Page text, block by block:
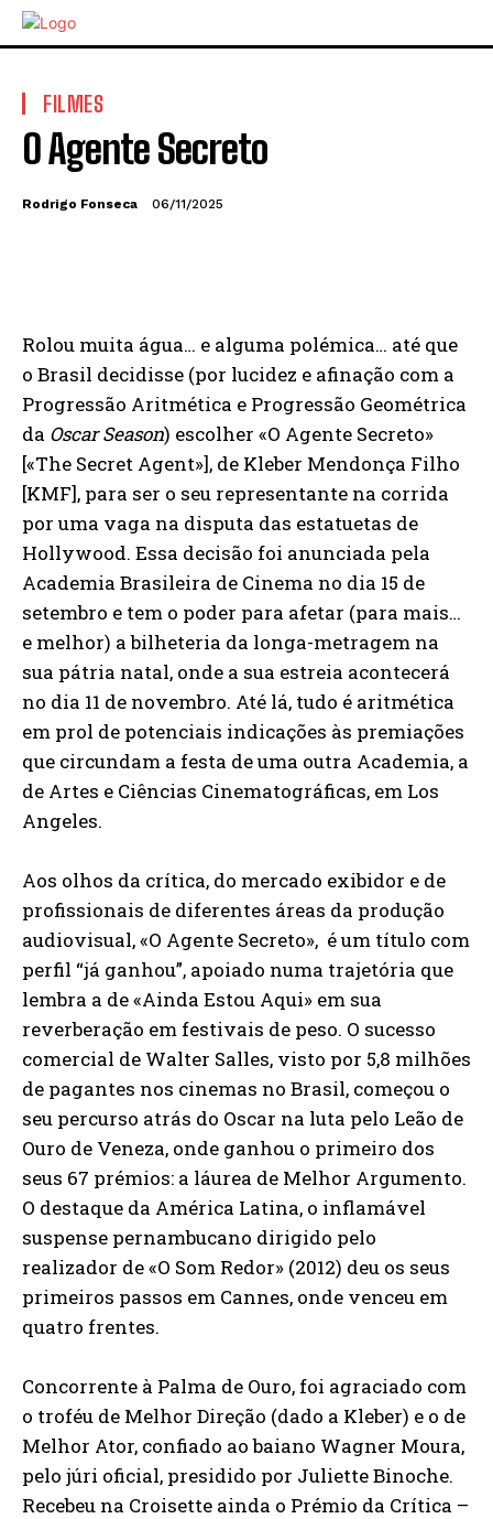
FILMES
O Agente Secreto
Rodrigo Fonseca 06/11/2025
Rolou muita água… e alguma polémica… até que
o Brasil decidisse (por lucidez e afinação com a
Progressão Aritmética e Progressão Geométrica
da Oscar Season) escolher «O Agente Secreto»
[«The Secret Agent»], de Kleber Mendonça Filho
[KMF], para ser o seu representante na corrida
por uma vaga na disputa das estatuetas de
Hollywood. Essa decisão foi anunciada pela
Academia Brasileira de Cinema no dia 15 de
setembro e tem o poder para afetar (para mais…
e melhor) a bilheteria da longa-metragem na
sua pátria natal, onde a sua estreia acontecerá
no dia 11 de novembro. Até lá, tudo é aritmética
em prol de potenciais indicações às premiações
que circundam a festa de uma outra Academia, a
de Artes e Ciências Cinematográficas, em Los
Angeles.
Aos olhos da crítica, do mercado exibidor e de
profissionais de diferentes áreas da produção
audiovisual, «O Agente Secreto», é um título com
perfil “já ganhou”, apoiado numa trajetória que
lembra a de «Ainda Estou Aqui» em sua
reverberação em festivais de peso. O sucesso
comercial de Walter Salles, visto por 5,8 milhões
de pagantes nos cinemas no Brasil, começou o
seu percurso atrás do Oscar na luta pelo Leão de
Ouro de Veneza, onde ganhou o primeiro dos
seus 67 prémios: a láurea de Melhor Argumento.
O destaque da América Latina, o inflamável
suspense pernambucano dirigido pelo
realizador de «O Som Redor» (2012) deu os seus
primeiros passos em Cannes, onde venceu em
quatro frentes.
Concorrente à Palma de Ouro, foi agraciado com
o troféu de Melhor Direção (dado a Kleber) e o de
Melhor Ator, confiado ao baiano Wagner Moura,
pelo júri oficial, presidido por Juliette Binoche.
Recebeu na Croisette ainda o Prémio da Crítica –